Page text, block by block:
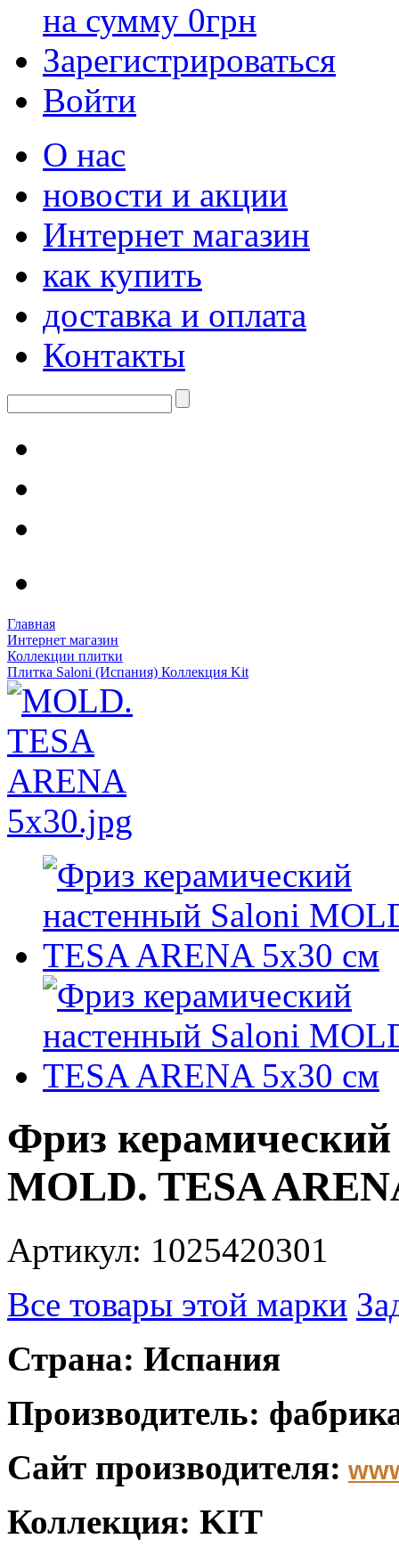
на сумму 0грн
Зарегистрироваться
Войти
О нас
новости и акции
Интернет магазин
как купить
доставка и оплата
Контакты
Главная
Интернет магазин
Коллекции плитки
Плитка Saloni (Испания) Коллекция Kit
Фриз
MOLD. TESA
Артикул: 1025420301
Все товары этой марки
Страна: Испания
Производитель:
Сайт производителя:
Коллекция: KIT